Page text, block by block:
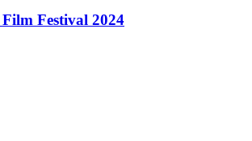
Festival 2024